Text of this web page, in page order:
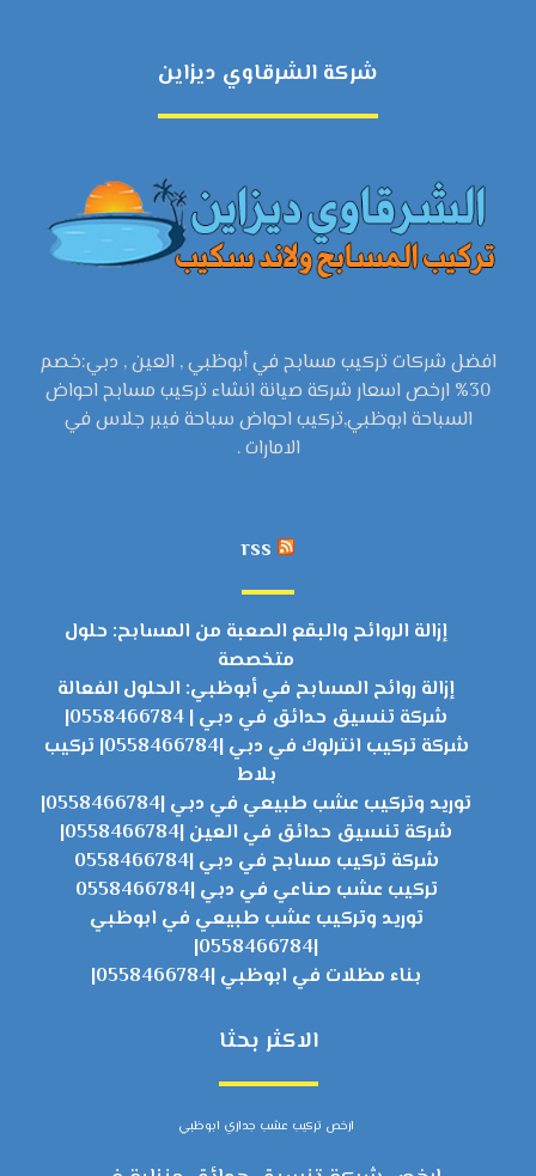
شركة الشرقاوي ديزاين
افضل شركات تركيب مسابح في أبوظبي , العين , دبي:خصم
30% ارخص اسعار شركة صيانة انشاء تركيب مسابح احواض
السباحة ابوظبي,تركيب احواض سباحة فيبر جلاس في
الامارات .
rss
إزالة الروائح والبقع الصعبة من المسابح: حلول
متخصصة
إزالة روائح المسابح في أبوظبي: الحلول الفعالة
شركة تنسيق حدائق في دبي | 0558466784|
شركة تركيب انترلوك في دبي |0558466784| تركيب
بلاط
توريد وتركيب عشب طبيعي في دبي |0558466784|
شركة تنسيق حدائق في العين |0558466784|
شركة تركيب مسابح في دبي |0558466784
تركيب عشب صناعي في دبي |0558466784
توريد وتركيب عشب طبيعي في ابوظبي
|0558466784|
بناء مظلات في ابوظبي |0558466784|
الاكثر بحثا
ارخص تركيب عشب جداري ابوظبي